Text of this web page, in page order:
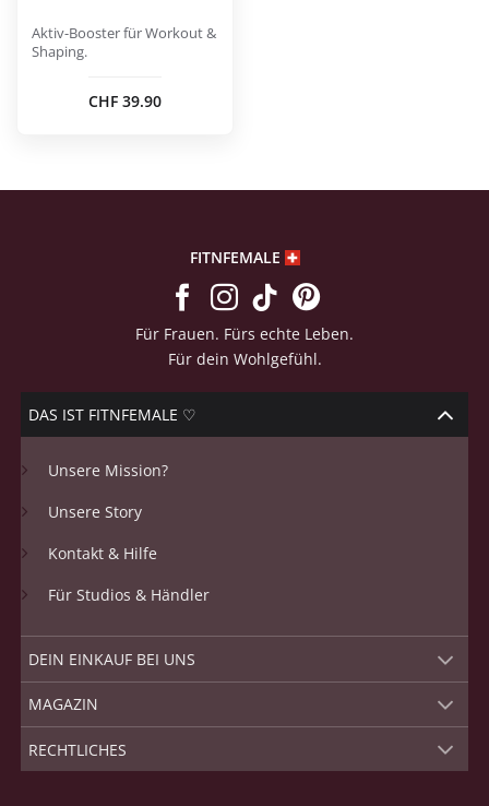
Aktiv-Booster für Workout &
Shaping.
CHF 39.90
FITNFEMALE
Für Frauen. Fürs echte Leben.
Für dein Wohlgefühl.
DAS IST FITNFEMALE ♡
Unsere Mission?
Unsere Story
Kontakt & Hilfe
Für Studios & Händler
DEIN EINKAUF BEI UNS
MAGAZIN
RECHTLICHES